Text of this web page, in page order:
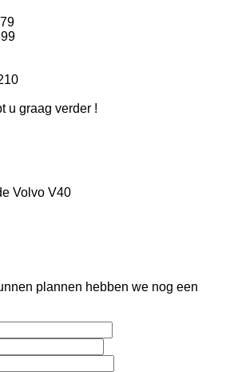
u graag verder !
Volvo V40
plannen hebben we nog een